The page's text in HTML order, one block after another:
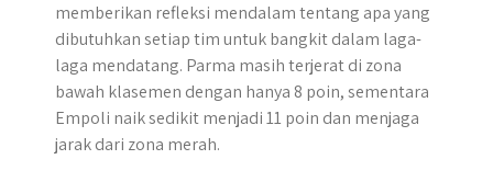
memberikan refleksi mendalam tentang apa yang
dibutuhkan setiap tim untuk bangkit dalam laga-
laga mendatang. Parma masih terjerat di zona
bawah klasemen dengan hanya 8 poin, sementara
Empoli naik sedikit menjadi 11 poin dan menjaga
jarak dari zona merah.